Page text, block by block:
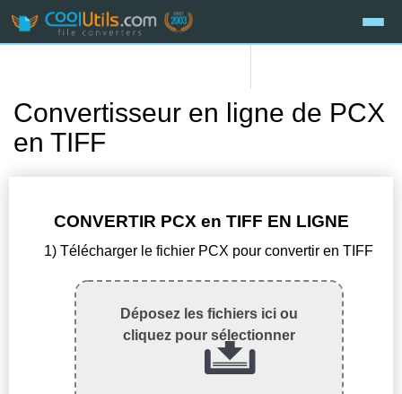
Convertisseur en ligne de PCX
en TIFF
CONVERTIR PCX en TIFF EN LIGNE
1) Télécharger le fichier PCX pour convertir en TIFF
Déposez les fichiers ici ou
cliquez pour sélectionner